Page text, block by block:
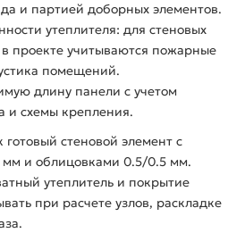
и партией доборных элементов.
утеплителя: для стеновых
проекте учитываются пожарные
помещений.
длину панели с учетом
и схемы крепления.
стеновой элемент с
и облицовками 0.5/0.5 мм.
утеплитель и покрытие
при расчете узлов, раскладке